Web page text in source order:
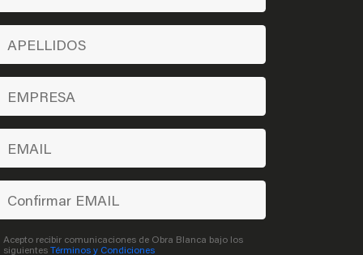
Acepto recibir comunicaciones de Obra Blanca bajo los
siguientesTérminos y Condiciones